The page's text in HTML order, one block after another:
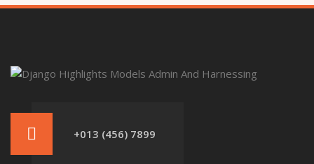
+013 (456) 7899